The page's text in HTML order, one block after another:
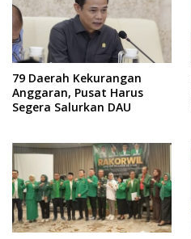
79 Daerah Kekurangan
Anggaran, Pusat Harus
Segera Salurkan DAU